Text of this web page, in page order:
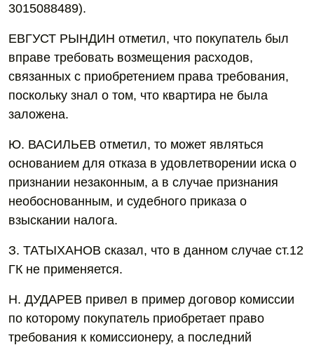
3015088489).
ЕВГУСТ РЫНДИН отметил, что покупатель был
вправе требовать возмещения расходов,
связанных с приобретением права требования,
поскольку знал о том, что квартира не была
заложена.
Ю. ВАСИЛЬЕВ отметил, то может являться
основанием для отказа в удовлетворении иска о
признании незаконным, а в случае признания
необоснованным, и судебного приказа о
взыскании налога.
З. ТАТЫХАНОВ сказал, что в данном случае ст.12
ГК не применяется.
Н. ДУДАРЕВ привел в пример договор комиссии
по которому покупатель приобретает право
требования к комиссионеру, а последний